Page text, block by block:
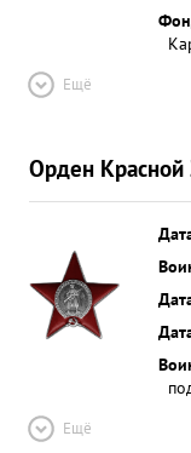
Ещё
Орден Красной
Ещё